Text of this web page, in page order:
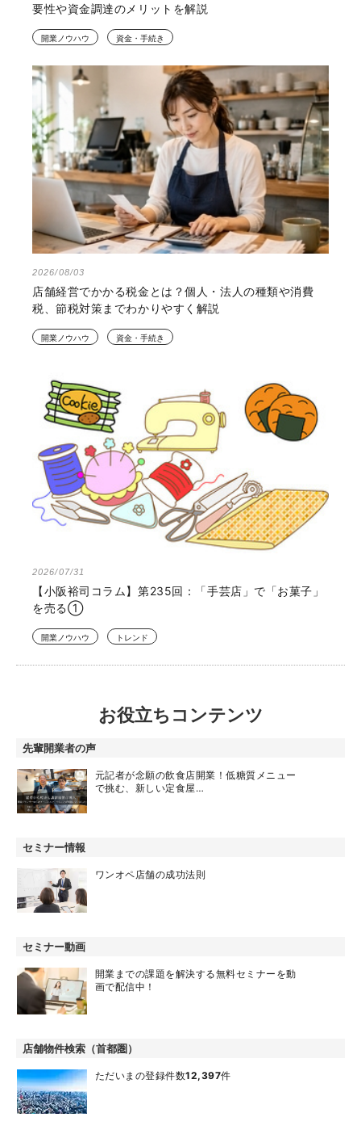
要性や資金調達のメリットを解説
開業ノウハウ 資金・手続き
2026/08/03
店舗経営でかかる税金とは？個人・法人の種類や消費
税、節税対策までわかりやすく解説
開業ノウハウ 資金・手続き
2026/07/31
【小阪裕司コラム】第235回：「手芸店」で「お菓子」
を売る①
開業ノウハウ トレンド
お役立ちコンテンツ
先輩開業者の声
元記者が念願の飲食店開業！低糖質メニュー
で挑む、新しい定食屋…
セミナー情報
ワンオペ店舗の成功法則
セミナー動画
開業までの課題を解決する無料セミナーを動
画で配信中！
店舗物件検索（首都圏）
ただいまの登録件数12,397件